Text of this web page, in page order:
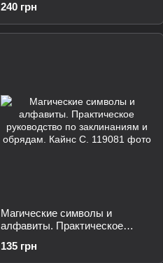
фигуры и линии. Мартино Д. и
др.
240 грн
Магические символы и
алфавиты. Практическое
обрядам. Кайнс С.
135 грн